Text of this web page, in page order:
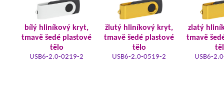
bílý hliníkový kryt,
tmavě šedé plastové
tělo
USB6-2.0-0219-2
žlutý hliníkový kryt,
tmavě šedé plastové
tělo
USB6-2.0-0519-2
zlatý
tmavě
USB6-